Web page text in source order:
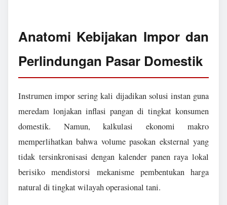
Anatomi Kebijakan Impor dan
Perlindungan Pasar Domestik
Instrumen impor sering kali dijadikan solusi instan guna
meredam lonjakan inflasi pangan di tingkat konsumen
domestik. Namun, kalkulasi ekonomi makro
memperlihatkan bahwa volume pasokan eksternal yang
tidak tersinkronisasi dengan kalender panen raya lokal
berisiko mendistorsi mekanisme pembentukan harga
natural di tingkat wilayah operasional tani.